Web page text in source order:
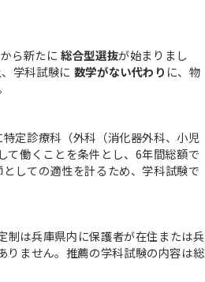
ら新たに 総合型選抜が始まりまし
学科試験に 数学がない代わり に、物
定診療科（外科（消化器外科、小児
て働くことを条件とし、6年間総額で
しての適性を計るため、学科試験で
制は兵庫県内に保護者が在住または兵
りません。推薦の学科試験の内容は総